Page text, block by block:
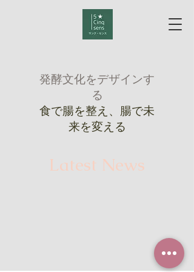
発酵文化をデザインす
る
食で腸を整え、腸で未
来を変える
Latest News